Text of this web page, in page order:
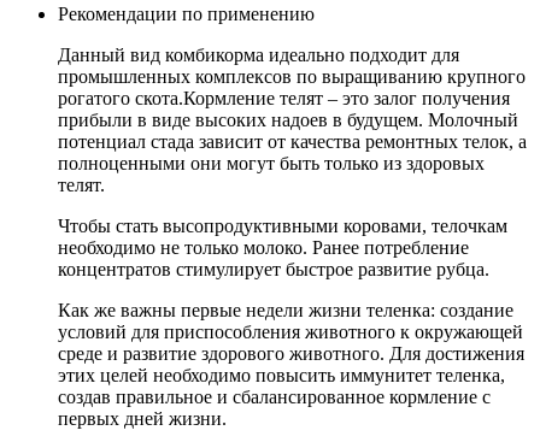
Рекомендации по применению
Данный вид комбикорма идеально подходит для
промышленных комплексов по выращиванию крупного
рогатого скота.Кормление телят – это залог получения
прибыли в виде высоких надоев в будущем. Молочный
потенциал стада зависит от качества ремонтных телок, а
полноценными они могут быть только из здоровых
телят.
Чтобы стать высопродуктивными коровами, телочкам
необходимо не только молоко. Ранее потребление
концентратов стимулирует быстрое развитие рубца.
Как же важны первые недели жизни теленка: создание
условий для приспособления животного к окружающей
среде и развитие здорового животного. Для достижения
этих целей необходимо повысить иммунитет теленка,
создав правильное и сбалансированное кормление с
первых дней жизни.